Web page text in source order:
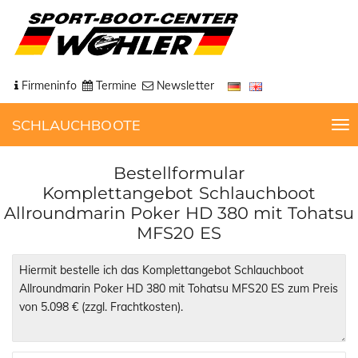
Firmeninfo Termine Newsletter
SCHLAUCHBOOTE
T
o
e
a
Bestellformular
Komplettangebot Schlauchboot
Allroundmarin Poker HD 380 mit Tohatsu
MFS20 ES